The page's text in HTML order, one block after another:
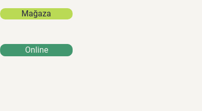
Mağaza
Online